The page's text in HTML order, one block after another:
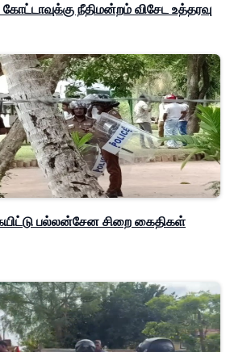
நீதிமன்றம் விசேட உத்தரவு
பல்லன்சேன சிறை கைதிகள்